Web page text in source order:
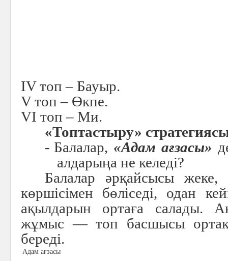
IV топ – Бауыр.
V топ – Өкпе.
VI топ – Ми.
«Топтастыру»
- Балалар, «Адам ағзасы»
алдарыңа не келеді?
Балалар әрқайсысы
көршісімен бөліседі, одан
ақылдарын ортаға
жұмыс — топ басшысы ортақ
береді.
Адам ағзасы